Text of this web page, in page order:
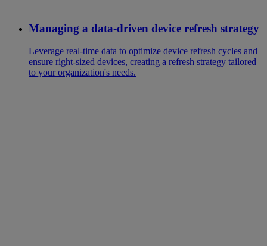
Managing a data-driven device refresh strategy
Leverage real-time data to optimize device refresh cycles and
ensure right-sized devices, creating a refresh strategy tailored
to your organization's needs.